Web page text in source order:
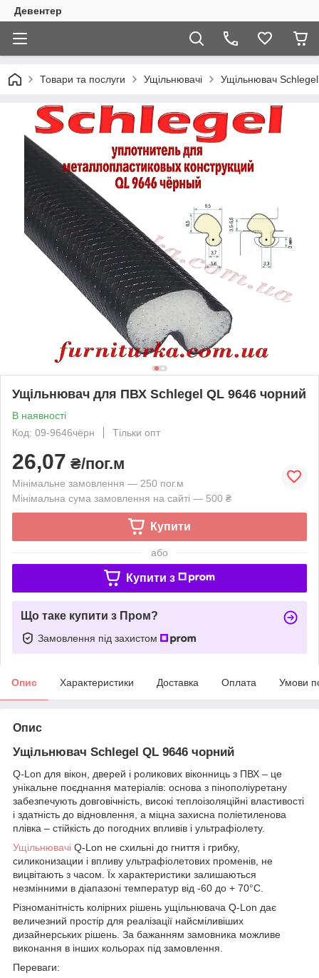
Девентер
Товари та послуги Ущільнювачі Ущільнювач
Ущільнювач для ПВХ Schlegel QL 9646 чорний
В наявності
Код: 09-9646чёрн
Тільки опт
26,07 ₴/пог.м
Мінімальне замовлення — 250 пог.м
Мінімальна сума замовлення на сайті — 500 ₴
Купити
або
Купити з
Що таке купити з Пром?
Замовлення під захистом
Опис Характеристики Доставка Оплата Умови
Опис
Ущільнювач Schlegel QL 9646 чорний
Q-Lon для вікон, дверей і роликових віконниць з ПВХ – це
унікальне поєднання матеріалів: основа з пінополіуретану
забезпечують довговічність, високі теплоізоляційні властивості
і здатність до відновлення, а міцна захисна поліетиленова
плівка – стійкість до погодних впливів і ультрафіолету.
Ущільнювачі Q-Lon не схильні до гниття і грибку,
силиконизации і впливу ультрафіолетових променів, не
вицвітають з часом. Їх характеристики залишаються
незмінними в діапазоні температур від -60 до + 70°C.
Різноманітність колірних рішень ущільнювача Q-Lon дає
величезний простір для реалізації найсміливіших
дизайнерських рішень. За бажанням замовника можливе
виконання в інших кольорах під замовлення.
Переваги: